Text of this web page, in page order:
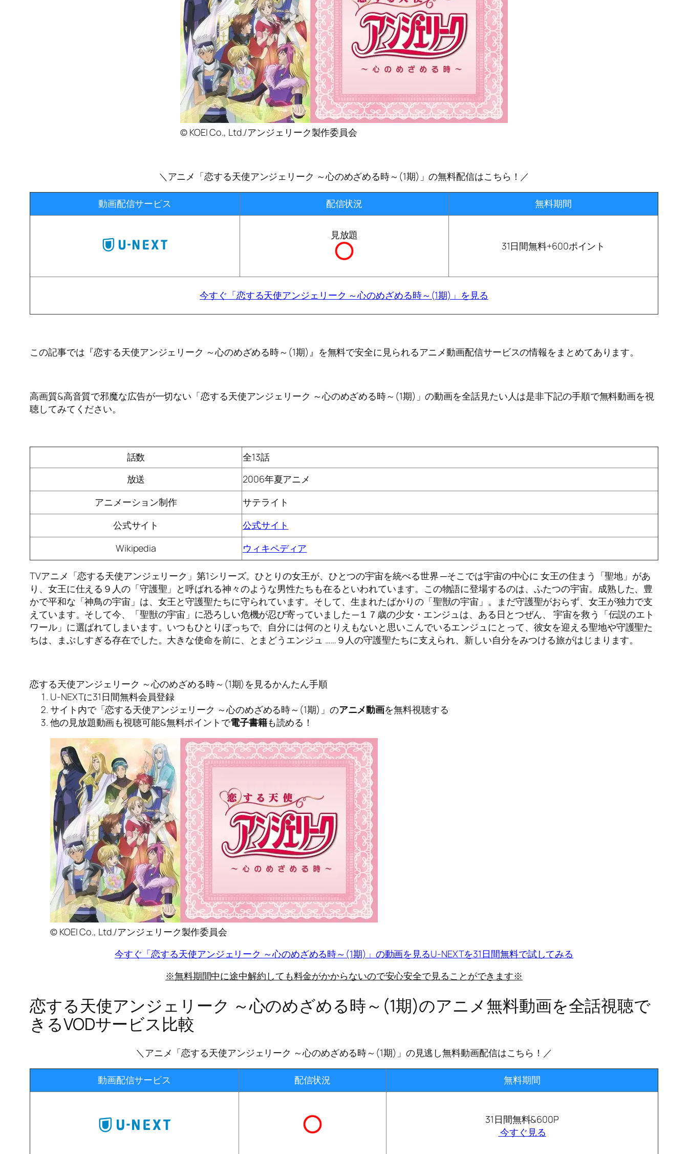
© KOEI Co., Ltd./アンジェリーク製作委員会
＼アニメ「恋する天使アンジェリーク ～心のめざめる時～(1期)」の無料配信はこちら！／
動画配信サービス 配信状況 無料期間
見放題
31日間無料+600ポイント
今すぐ「恋する天使アンジェリーク ～心のめざめる時～(1期)」を見る
この記事では『恋する天使アンジェリーク ～心のめざめる時～(1期)』を無料で安全に見られるアニメ動画配信サービスの情報をまとめてあります。
高画質&高音質で邪魔な広告が一切ない「恋する天使アンジェリーク ～心のめざめる時～(1期)」の動画を全話見たい人は是非下記の手順で無料動画を視
聴してみてください。
話数
全13話
放送
2006年夏アニメ
アニメーション制作
サテライト
公式サイト
公式サイト
Wikipedia
ウィキペディア
TVアニメ「恋する天使アンジェリーク」第1シリーズ。ひとりの女王が、ひとつの宇宙を統べる世界 ─そこでは宇宙の中心に 女王の住まう「聖地」があ
り、女王に仕える９人の「守護聖」と呼ばれる神々のような男性たちも在るといわれています。この物語に登場するのは、ふたつの宇宙。成熟した、豊
かで平和な「神鳥の宇宙」は、女王と守護聖たちに守られています。そして、生まれたばかりの「聖獣の宇宙」。まだ守護聖がおらず、女王が独力で支
えています。そして今、「聖獣の宇宙」に恐ろしい危機が忍び寄っていました ─１７歳の少女・エンジュは、ある日とつぜん、 宇宙を救う「伝説のエト
ワール」に選ばれてしまいます。いつもひとりぼっちで、自分には何のとりえもないと思いこんでいるエンジュにとって、彼女を迎える聖地や守護聖た
ちは、まぶしすぎる存在でした。大きな使命を前に、とまどうエンジュ ……９人の守護聖たちに支えられ、新しい自分をみつける旅がはじまります。
恋する天使アンジェリーク ～心のめざめる時～(1期)を見るかんたん手順
U-NEXTに31日間無料会員登録
サイト内で「恋する天使アンジェリーク ～心のめざめる時～(1期)」のアニメ動画を無料視聴する
他の見放題動画も視聴可能&無料ポイントで電子書籍も読める！
© KOEI Co., Ltd./アンジェリーク製作委員会
今すぐ「恋する天使アンジェリーク ～心のめざめる時～(1期)」の動画を見るU-NEXTを31日間無料で試してみる
※無料期間中に途中解約しても料金がかからないので安心安全で見ることができます※
恋する天使アンジェリーク ～心のめざめる時～(1期)のアニメ無料動画を全話視聴で
きるVODサービス比較
＼アニメ「恋する天使アンジェリーク ～心のめざめる時～(1期)」の見逃し無料動画配信はこちら！／
動画配信サービス 配信状況 無料期間
31日間無料&600P
今すぐ見る